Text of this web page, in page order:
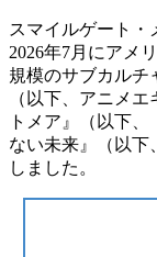
スマイルゲート・
2026年7月にアメ
規模のサブカルチ
（以下、アニメ
トメア』（以下
ない未来』（以下
しました。